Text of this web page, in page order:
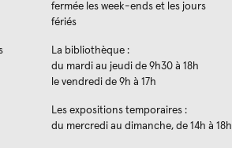
fermée les week-ends et les jours
fériés
La bibliothèque :
du mardi au jeudi de 9h30 à 18h
le vendredi de 9h à 17h
Les expositions temporaires :
du mercredi au dimanche, de 14h à 18h